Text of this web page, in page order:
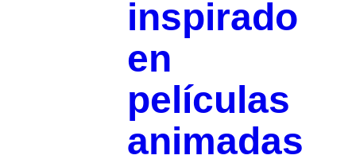
inspirado
en
películas
animadas